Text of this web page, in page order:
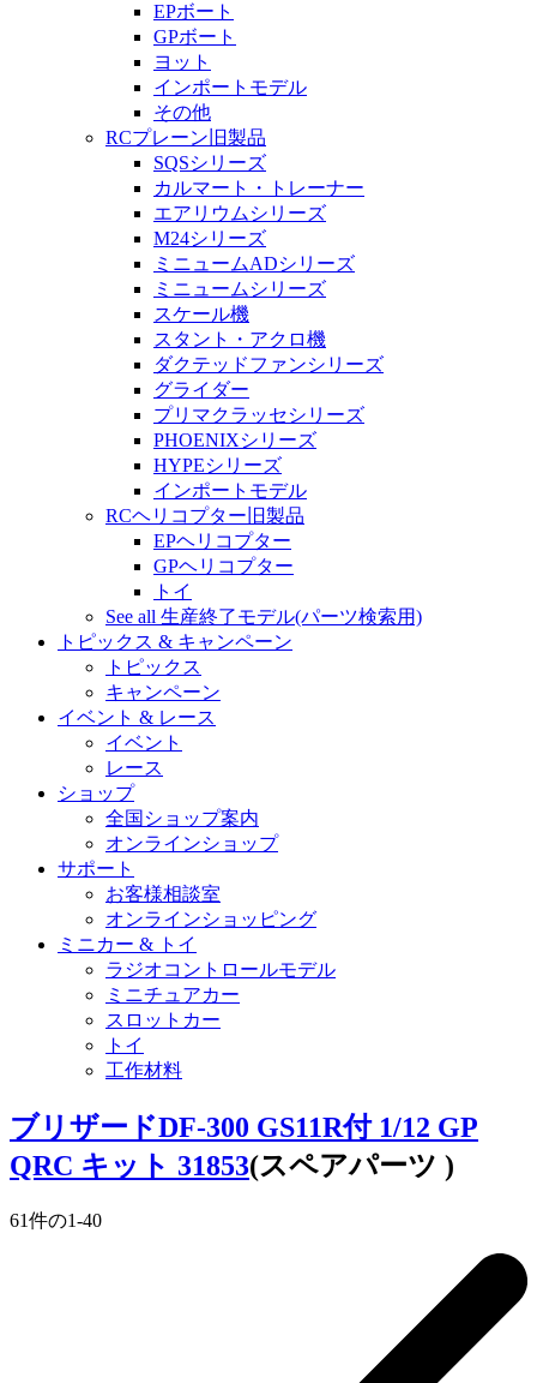
EPボート
GPボート
ヨット
インポートモデル
その他
RCプレーン旧製品
SQSシリーズ
カルマート・トレーナー
エアリウムシリーズ
M24シリーズ
ミニュームADシリーズ
ミニュームシリーズ
スケール機
スタント・アクロ機
ダクテッドファンシリーズ
グライダー
プリマクラッセシリーズ
PHOENIXシリーズ
HYPEシリーズ
インポートモデル
RCヘリコプター旧製品
EPヘリコプター
GPヘリコプター
トイ
See all 生産終了モデル(パーツ検索用)
トピックス & キャンペーン
トピックス
キャンペーン
イベント & レース
イベント
レース
ショップ
全国ショップ案内
オンラインショップ
サポート
お客様相談室
オンラインショッピング
ミニカー & トイ
ラジオコントロールモデル
ミニチュアカー
スロットカー
トイ
工作材料
ブリザードDF-300 GS11R付 1/12 GP
QRC キット 31853(スペアパーツ )
61件の1-40